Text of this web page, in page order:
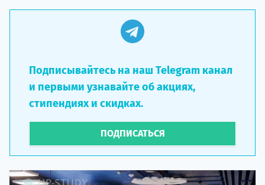
Подписывайтесь на наш Telegram канал
и первыми узнавайте об акциях,
стипендиях и скидках.
ПОДПИСАТЬСЯ